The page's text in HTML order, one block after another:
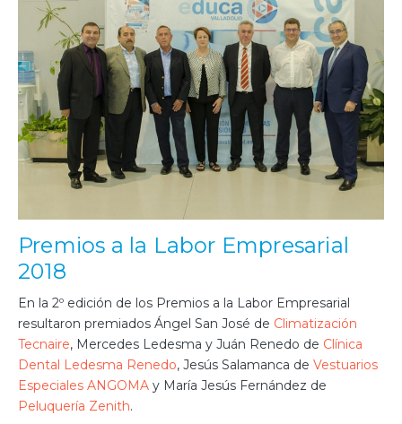
Premios a la Labor Empresarial
2018
En la 2º edición de los Premios a la Labor Empresarial
resultaron premiados Ángel San José de Climatización
Tecnaire, Mercedes Ledesma y Juán Renedo de Clínica
Dental Ledesma Renedo, Jesús Salamanca de Vestuarios
Especiales ANGOMA y María Jesús Fernández de
Peluquería Zenith.